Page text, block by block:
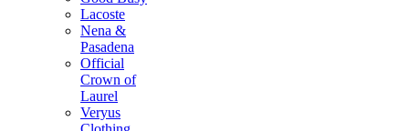
Lacoste
Nena &
Pasadena
Official
Crown of
Laurel
Veryus